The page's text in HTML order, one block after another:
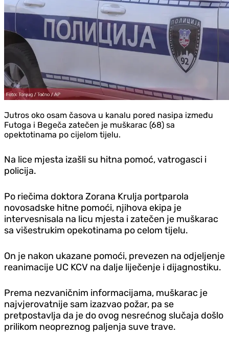
Jutros oko osam časova u kanalu pored nasipa između
Futoga i Begeča zatečen je muškarac (68) sa
opektotinama po cijelom tijelu.
Na lice mjesta izašli su hitna pomoć, vatrogasci i
policija.
Po riečima doktora Zorana Krulja portparola
novosadske hitne pomoći, njihova ekipa je
intervesnisala na licu mjesta i zatečen je muškarac
sa višestrukim opekotinama po celom tijelu.
On je nakon ukazane pomoći, prevezen na odjeljenje
reanimacije UC KCV na dalje liječenje i dijagnostiku.
Prema nezvaničnim informacijama, muškarac je
najvjerovatnije sam izazvao požar, pa se
pretpostavlja da je do ovog nesrećnog slučaja došlo
prilikom neopreznog paljenja suve trave.